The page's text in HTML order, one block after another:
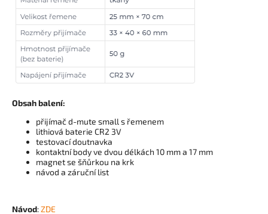
Obsah balení:
přijímač d-mute small s řemenem
lithiová baterie CR2 3V
testovací doutnavka
kontaktní body ve dvou délkách 10 mm a 17 mm
magnet se šňůrkou na krk
návod a záruční list
Návod:ZDE